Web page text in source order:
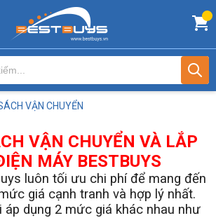
VẬN CHUYỂN
VẬN CHUYỂN VÀ LẮP
MÁY BESTBUYS
luôn tối ưu chi phí để mang đến
giá cạnh tranh và hợp lý nhất.
áp dụng 2 mức giá khác nhau như